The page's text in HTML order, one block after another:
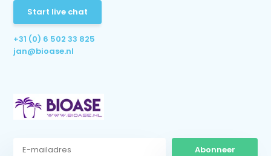
Start live chat
+31 (0) 6 502 33 825
jan@bioase.nl
Abonneer